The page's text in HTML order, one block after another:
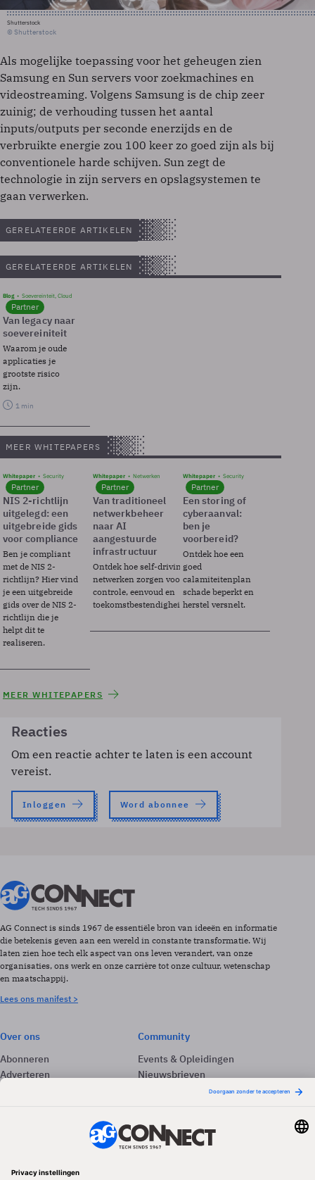
Shutterstock
© Shutterstock
Als mogelijke toepassing voor het geheugen zien
Samsung en Sun servers voor zoekmachines en
videostreaming. Volgens Samsung is de chip zeer
zuinig; de verhouding tussen het aantal
inputs/outputs per seconde enerzijds en de
verbruikte energie zou 100 keer zo goed zijn als bij
conventionele harde schijven. Sun zegt de
technologie in zijn servers en opslagsystemen te
gaan verwerken.
GERELATEERDE ARTIKELEN
GERELATEERDE ARTIKELEN
Blog Soevereinteit, Cloud
Partner
Van legacy naar
soevereiniteit
Waarom je oude
applicaties je
grootste risico
zijn.
1 min
MEER WHITEPAPERS
Whitepaper Security
Partner
NIS 2-richtlijn
uitgelegd: een
uitgebreide gids
voor compliance
Ben je compliant
met de NIS 2-
richtlijn? Hier vind
je een uitgebreide
gids over de NIS 2-
richtlijn die je
helpt dit te
realiseren.
Whitepaper Netwerken
Partner
Van traditioneel
netwerkbeheer
naar AI
aangestuurde
infrastructuur
Ontdek hoe self-driving
netwerken zorgen voor
controle, eenvoud en
toekomstbestendigheid.
Whitepaper Security
Partner
Een storing of
cyberaanval:
ben je
voorbereid?
Ontdek hoe een
goed
calamiteitenplan
schade beperkt en
herstel versnelt.
MEER WHITEPAPERS
Reacties
Om een reactie achter te laten is een account
vereist.
Inloggen Word abonnee
AG Connect is sinds 1967 de essentiële bron van ideeën en informatie
die betekenis geven aan een wereld in constante transformatie. Wij
laten zien hoe tech elk aspect van ons leven verandert, van onze
organisaties, ons werk en onze carrière tot onze cultuur, wetenschap
en maatschappij.
Lees ons manifest >
Over ons
Abonneren
Adverteren
Community
Events & Opleidingen
Nieuwsbrieven
Volg ons